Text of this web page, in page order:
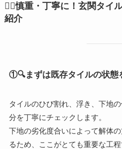
👷‍♂️慎重・丁寧に！玄関タイ
紹介
①🔍まずは既存タイルの状態
タイルのひび割れ、浮き、下地
分を丁寧にチェックします。
下地の劣化度合いによって解体
るため、ここがとても重要な工程